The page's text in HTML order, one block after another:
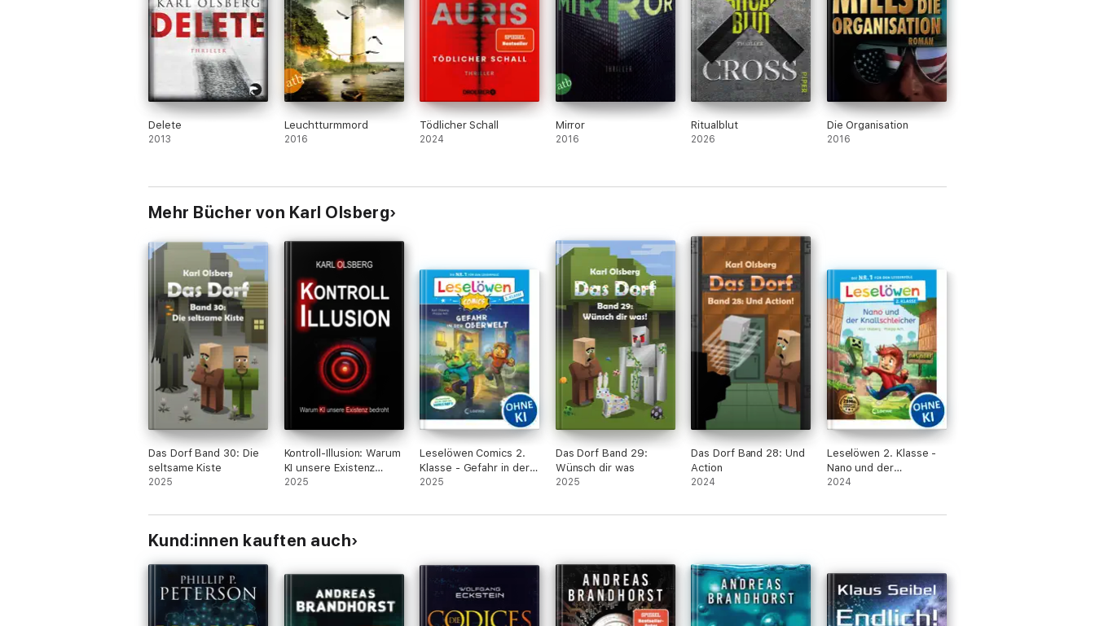
Delete
2013
Leuchtturmmord
2016
Tödlicher Schall
2024
Mirror
2016
Ritualblut
2026
Die Organisation
2016
Mehr Bücher von Karl Olsberg
Das Dorf Band 30: Die
seltsame Kiste
2025
Kontroll-Illusion: Warum
KI unsere Existenz
bedroht
2025
Leselöwen Comics 2.
Klasse - Gefahr in der
Oberwelt
2025
Das Dorf Band 29:
Wünsch dir was
2025
Das Dorf Band 28: Und
Action
2024
Leselöwen 2. Klasse -
Nano und der
Knallschleicher
2024
Kund:innen kauften auch